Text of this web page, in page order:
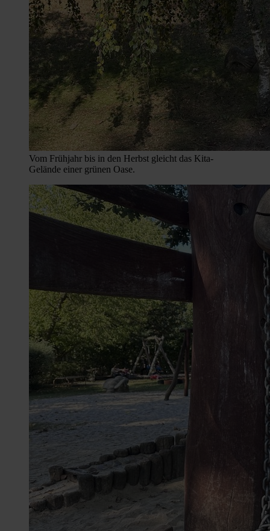
Vom Frühjahr bis in den Herbst gleicht das Kita-
Gelände einer grünen Oase.